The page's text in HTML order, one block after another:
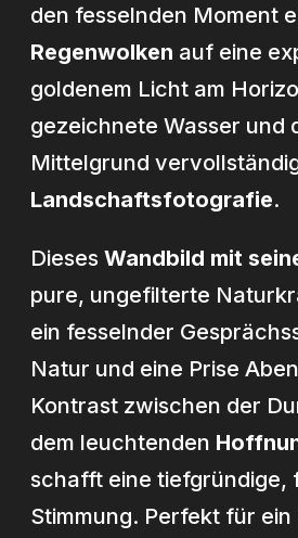
den fesselnden Moment
Regenwolken auf eine
goldenem Licht am
gezeichnete Wasser und
Mittelgrund
Landschaftsfotografie.
Dieses Wandbild mit
pure, ungefilterte
ein fesselnder
Natur und eine Prise
Kontrast zwischen der
dem leuchtenden
schafft eine tiefgründige,
Stimmung. Perfekt für